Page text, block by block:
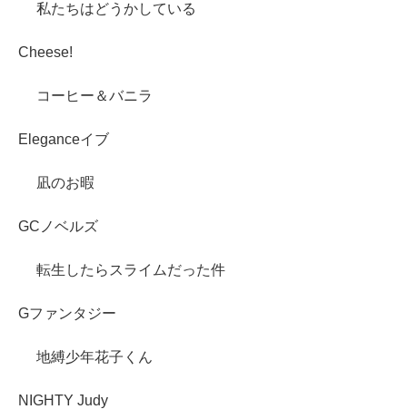
私たちはどうかしている
Cheese!
コーヒー＆バニラ
Eleganceイブ
凪のお暇
GCノベルズ
転生したらスライムだった件
Gファンタジー
地縛少年花子くん
NIGHTY Judy